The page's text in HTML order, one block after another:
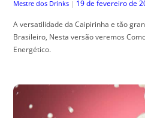
Mestre dos Drinks | 19 de fevereiro de
A versatilidade da Caipirinha e tão
Brasileiro, Nesta versão veremos
Energético.